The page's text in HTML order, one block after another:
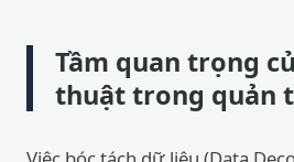
Tầm quan trọng
thuật trong quản